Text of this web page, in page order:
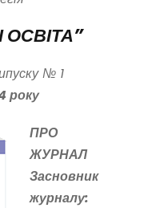
ОСВІТА”
№ 1
року
ПРО
ЖУРНАЛ
Засновник
журналу: